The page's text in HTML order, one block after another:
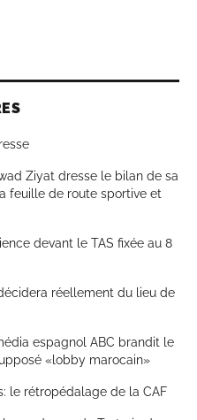
Ziyat dresse le bilan de sa
feuille de route sportive et
devant le TAS fixée au 8
réellement du lieu de
espagnol ABC brandit le
«lobby marocain»
le rétropédalage de la CAF